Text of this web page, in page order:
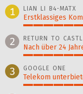
1
LIAN LI B4-MATX
Erstklassiges
2 RETURN TO
Nach über 24
3 GOOGLE ONE
Telekom